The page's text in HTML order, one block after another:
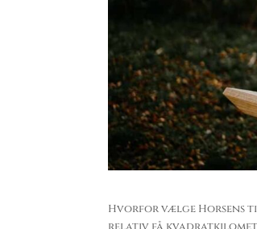
Hvorfor vælge Horsens